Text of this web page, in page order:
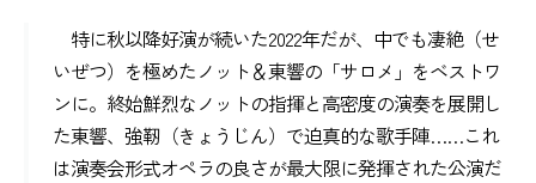
特に秋以降好演が続いた2022年だが、中でも凄絶（せ
いぜつ）を極めたノット＆東響の「サロメ」をベストワ
ンに。終始鮮烈なノットの指揮と高密度の演奏を展開し
た東響、強靭（きょうじん）で迫真的な歌手陣……これ
は演奏会形式オペラの良さが最大限に発揮された公演だ